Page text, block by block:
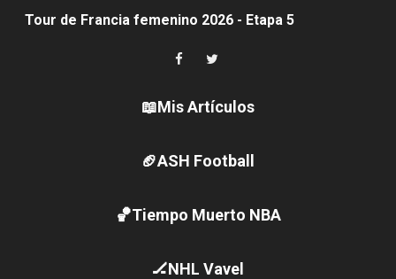
Tour de Francia femenino 2026 - Etapa 5
Women's Pro Baseball League 2026
Campeonato de Europa en aguas abiertas 2026
Canadá Open 2026
Mundial de MotoGP 2026 - GP Gran Bretaña
📖Mis Artículos
🏈ASH Football
🏀Tiempo Muerto NBA
🏒NHL Vavel